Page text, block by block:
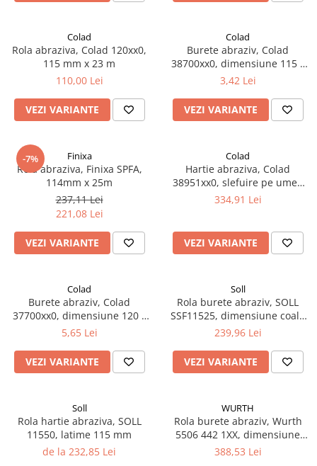
Intaritor vopsea 2K
Vopsea Spray
Lac auto HS
Lac auto Ceramic
Lac auto Mat
Lac auto Retus
Agent de matuire
Pereti cabinei
Indepartat impuritati
Reconditionat suprafete
2.12 POLISHARE
Bureti Trizact
Faruri
2.13 REPARATIE PIELE
2.14 ORGANIZARE ATELIER
Colad
Rola abraziva, Colad 120xx0,
115 mm x 23 m
110,00 Lei
VEZI VARIANTE
Colad
Burete abraziv, Colad
38700xx0, dimensiune 115 x
140 mm, diferite duritati
3,42 Lei
VEZI VARIANTE
-7% Finixa
Rola abraziva, Finixa SPFA,
114mm x 25m
237,11 Lei
221,08 Lei
VEZI VARIANTE
Colad
Hartie abraziva, Colad
38951xx0, slefuire pe umed
sau uscat, granulatie P180 -
334,91 Lei
VEZI VARIANTE
Colad
Burete abraziv, Colad
37700xx0, dimensiune 120 x
98 mm, diferite duritati
5,65 Lei
VEZI VARIANTE
Soll
Rola burete abraziv, SOLL
SSF11525, dimensiune coala
115 x 125 mm
239,96 Lei
VEZI VARIANTE
Soll
Rola hartie abraziva, SOLL
11550, latime 115 mm
de la 232,85 Lei
WURTH
Rola burete abraziv, Wurth
5506 442 1XX, dimensiune
coala 115 x 125 mm
388,53 Lei